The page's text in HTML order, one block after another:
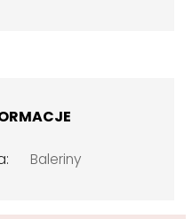
Baleriny